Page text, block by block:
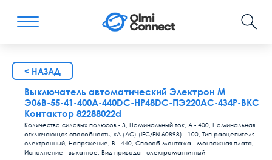
< НАЗАД
Выключатель автоматический Электрон М
Э06В-55-41-400А-440DC-НР48DC-ПЭ220AC-4З4P-ВКС
Контактор 82288022d
Количество силовых полюсов - 3, Номинальный ток, А - 400, Номинальная
отключающая способность, кА (AC) (IEC/EN 60898) - 100, Тип расцепителя -
электронный, Напряжение, В - 440, Способ монтажа - монтажная плата,
Исполнение - выкатное, Вид привода - электромагнитный